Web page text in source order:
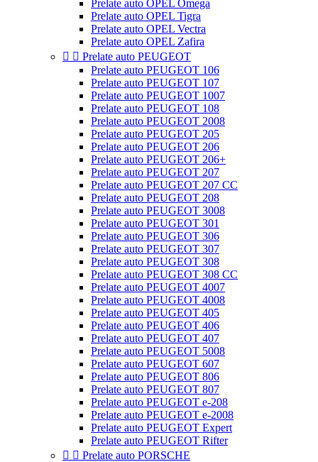
Prelate auto OPEL Omega
Prelate auto OPEL Tigra
Prelate auto OPEL Vectra
Prelate auto OPEL Zafira
  Prelate auto PEUGEOT
Prelate auto PEUGEOT 106
Prelate auto PEUGEOT 107
Prelate auto PEUGEOT 1007
Prelate auto PEUGEOT 108
Prelate auto PEUGEOT 2008
Prelate auto PEUGEOT 205
Prelate auto PEUGEOT 206
Prelate auto PEUGEOT 206+
Prelate auto PEUGEOT 207
Prelate auto PEUGEOT 207 CC
Prelate auto PEUGEOT 208
Prelate auto PEUGEOT 3008
Prelate auto PEUGEOT 301
Prelate auto PEUGEOT 306
Prelate auto PEUGEOT 307
Prelate auto PEUGEOT 308
Prelate auto PEUGEOT 308 CC
Prelate auto PEUGEOT 4007
Prelate auto PEUGEOT 4008
Prelate auto PEUGEOT 405
Prelate auto PEUGEOT 406
Prelate auto PEUGEOT 407
Prelate auto PEUGEOT 5008
Prelate auto PEUGEOT 607
Prelate auto PEUGEOT 806
Prelate auto PEUGEOT 807
Prelate auto PEUGEOT e-208
Prelate auto PEUGEOT e-2008
Prelate auto PEUGEOT Expert
Prelate auto PEUGEOT Rifter
  Prelate auto PORSCHE